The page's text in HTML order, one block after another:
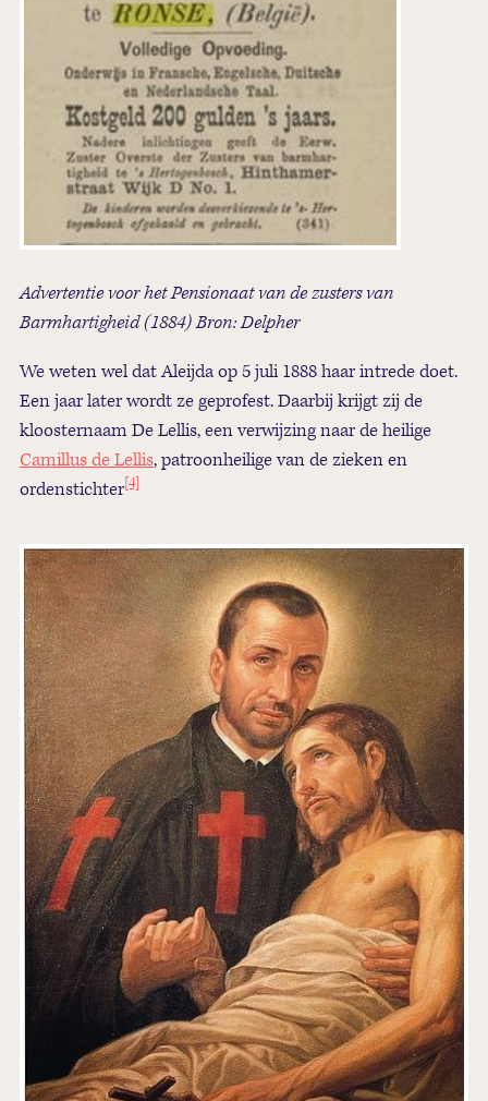
Advertentie voor het Pensionaat van de zusters van
Barmhartigheid (1884) Bron: Delpher
We weten wel dat Aleijda op 5 juli 1888 haar intrede doet.
Een jaar later wordt ze geprofest. Daarbij krijgt zij de
kloosternaam De Lellis, een verwijzing naar de heilige
Camillus de Lellis, patroonheilige van de zieken en
ordenstichter[4]